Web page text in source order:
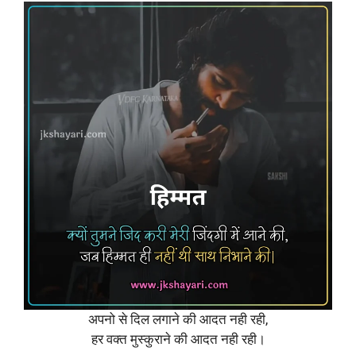
अपनो से दिल लगाने की आदत नही रही,
हर वक्त मुस्कुराने की आदत नही रही।